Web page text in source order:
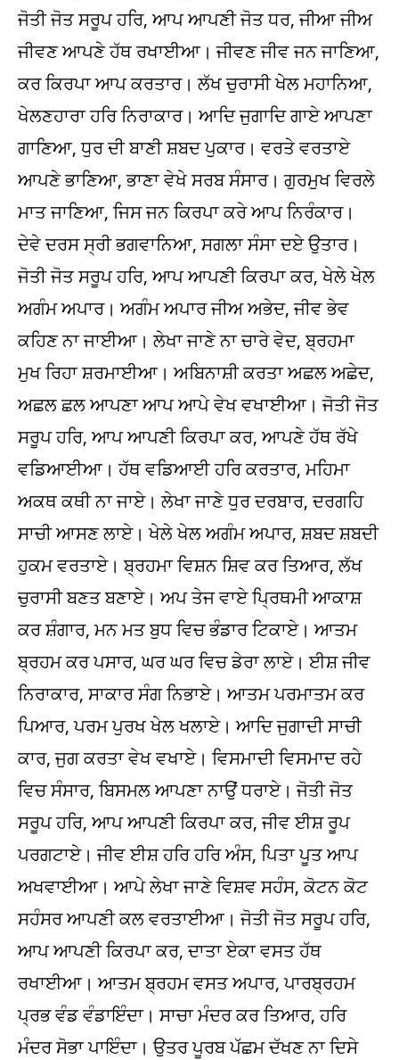
ਜੋਤੀ ਜੋਤ ਸਰੂਪ ਹਰਿ, ਆਪ ਆਪਣੀ ਜੋਤ ਧਰ, ਜੀਆ ਜੀਅ
ਜੀਵਣ ਆਪਣੇ ਹੱਥ ਰਖਾਈਆ। ਜੀਵਣ ਜੀਵ ਜਨ ਜਾਣਿਆ,
ਕਰ ਕਿਰਪਾ ਆਪ ਕਰਤਾਰ। ਲੱਖ ਚੁਰਾਸੀ ਖੇਲ ਮਹਾਨਿਆ,
ਖੇਲਣਹਾਰਾ ਹਰਿ ਨਿਰਾਕਾਰ। ਆਦਿ ਜੁਗਾਦਿ ਗਾਏ ਆਪਣਾ
ਗਾਣਿਆ, ਧੁਰ ਦੀ ਬਾਣੀ ਸ਼ਬਦ ਪੁਕਾਰ। ਵਰਤੇ ਵਰਤਾਏ
ਆਪਣੇ ਭਾਣਿਆ, ਭਾਣਾ ਵੇਖੇ ਸਰਬ ਸੰਸਾਰ। ਗੁਰਮੁਖ ਵਿਰਲੇ
ਮਾਤ ਜਾਣਿਆ, ਜਿਸ ਜਨ ਕਿਰਪਾ ਕਰੇ ਆਪ ਨਿਰੰਕਾਰ।
ਦੇਵੇ ਦਰਸ ਸ੍ਰੀ ਭਗਵਾਨਿਆ, ਸਗਲਾ ਸੰਸਾ ਦਏ ਉਤਾਰ।
ਜੋਤੀ ਜੋਤ ਸਰੂਪ ਹਰਿ, ਆਪ ਆਪਣੀ ਕਿਰਪਾ ਕਰ, ਖੇਲੇ ਖੇਲ
ਅਗੰਮ ਅਪਾਰ। ਅਗੰਮ ਅਪਾਰ ਜੀਅ ਅਭੇਦ, ਜੀਵ ਭੇਵ
ਕਹਿਣ ਨਾ ਜਾਈਆ। ਲੇਖਾ ਜਾਣੇ ਨਾ ਚਾਰੇ ਵੇਦ, ਬ੍ਰਹਮਾ
ਮੁਖ ਰਿਹਾ ਸ਼ਰਮਾਈਆ। ਅਬਿਨਾਸ਼ੀ ਕਰਤਾ ਅਛਲ ਅਛੇਦ,
ਅਛਲ ਛਲ ਆਪਣਾ ਆਪ ਆਪੇ ਵੇਖ ਵਖਾਈਆ। ਜੋਤੀ ਜੋਤ
ਸਰੂਪ ਹਰਿ, ਆਪ ਆਪਣੀ ਕਿਰਪਾ ਕਰ, ਆਪਣੇ ਹੱਥ ਰੱਖੇ
ਵਡਿਆਈਆ। ਹੱਥ ਵਡਿਆਈ ਹਰਿ ਕਰਤਾਰ, ਮਹਿਮਾ
ਅਕਥ ਕਥੀ ਨਾ ਜਾਏ। ਲੇਖਾ ਜਾਣੇ ਧੁਰ ਦਰਬਾਰ, ਦਰਗਹਿ
ਸਾਚੀ ਆਸਣ ਲਾਏ। ਖੇਲੇ ਖੇਲ ਅਗੰਮ ਅਪਾਰ, ਸ਼ਬਦ ਸ਼ਬਦੀ
ਹੁਕਮ ਵਰਤਾਏ। ਬ੍ਰਹਮਾ ਵਿਸ਼ਨ ਸ਼ਿਵ ਕਰ ਤਿਆਰ, ਲੱਖ
ਚੁਰਾਸੀ ਬਣਤ ਬਣਾਏ। ਅਪ ਤੇਜ ਵਾਏ ਪ੍ਰਿਥਮੀ ਆਕਾਸ਼
ਕਰ ਸ਼ੰਗਾਰ, ਮਨ ਮਤ ਬੁਧ ਵਿਚ ਭੰਡਾਰ ਟਿਕਾਏ। ਆਤਮ
ਬ੍ਰਹਮ ਕਰ ਪਸਾਰ, ਘਰ ਘਰ ਵਿਚ ਡੇਰਾ ਲਾਏ। ਈਸ਼ ਜੀਵ
ਨਿਰਾਕਾਰ, ਸਾਕਾਰ ਸੰਗ ਨਿਭਾਏ। ਆਤਮ ਪਰਮਾਤਮ ਕਰ
ਪਿਆਰ, ਪਰਮ ਪੁਰਖ ਖੇਲ ਖਲਾਏ। ਆਦਿ ਜੁਗਾਦੀ ਸਾਚੀ
ਕਾਰ, ਜੁਗ ਕਰਤਾ ਵੇਖ ਵਖਾਏ। ਵਿਸਮਾਦੀ ਵਿਸਮਾਦ ਰਹੇ
ਵਿਚ ਸੰਸਾਰ, ਬਿਸਮਲ ਆਪਣਾ ਨਾਉਂ ਧਰਾਏ। ਜੋਤੀ ਜੋਤ
ਸਰੂਪ ਹਰਿ, ਆਪ ਆਪਣੀ ਕਿਰਪਾ ਕਰ, ਜੀਵ ਈਸ਼ ਰੂਪ
ਪਰਗਟਾਏ। ਜੀਵ ਈਸ਼ ਹਰਿ ਹਰਿ ਅੰਸ, ਪਿਤਾ ਪੂਤ ਆਪ
ਅਖਵਾਈਆ। ਆਪੇ ਲੇਖਾ ਜਾਣੇ ਵਿਸ਼ਵ ਸਹੰਸ, ਕੋਟਨ ਕੋਟ
ਸਹੰਸਰ ਆਪਣੀ ਕਲ ਵਰਤਾਈਆ। ਜੋਤੀ ਜੋਤ ਸਰੂਪ ਹਰਿ,
ਆਪ ਆਪਣੀ ਕਿਰਪਾ ਕਰ, ਦਾਤਾ ਏਕਾ ਵਸਤ ਹੱਥ
ਰਖਾਈਆ। ਆਤਮ ਬ੍ਰਹਮ ਵਸਤ ਅਪਾਰ, ਪਾਰਬ੍ਰਹਮ
ਪ੍ਰਭ ਵੰਡ ਵੰਡਾਇੰਦਾ। ਸਾਚਾ ਮੰਦਰ ਕਰ ਤਿਆਰ, ਹਰਿ
ਮੰਦਰ ਸੋਭਾ ਪਾਇੰਦਾ। ਉਤਰ ਪੂਰਬ ਪੱਛਮ ਦੱਖਣ ਨਾ ਦਿਸੇ